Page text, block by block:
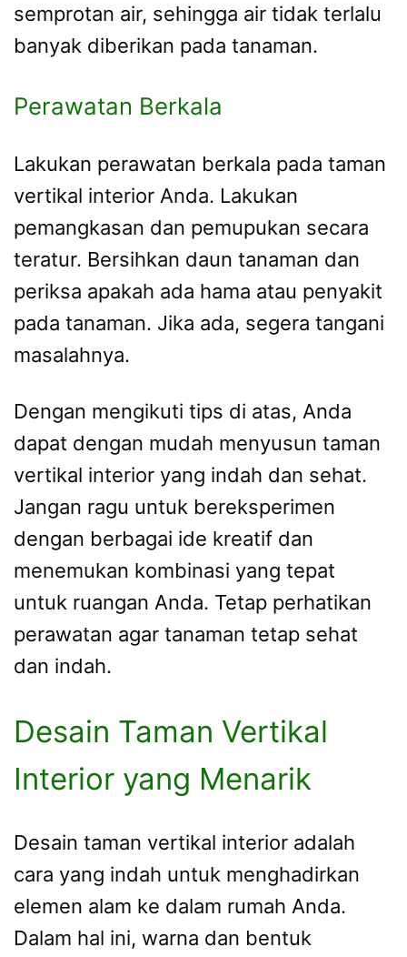
semprotan air, sehingga air tidak terlalu
banyak diberikan pada tanaman.
Perawatan Berkala
Lakukan perawatan berkala pada taman
vertikal interior Anda. Lakukan
pemangkasan dan pemupukan secara
teratur. Bersihkan daun tanaman dan
periksa apakah ada hama atau penyakit
pada tanaman. Jika ada, segera tangani
masalahnya.
Dengan mengikuti tips di atas, Anda
dapat dengan mudah menyusun taman
vertikal interior yang indah dan sehat.
Jangan ragu untuk bereksperimen
dengan berbagai ide kreatif dan
menemukan kombinasi yang tepat
untuk ruangan Anda. Tetap perhatikan
perawatan agar tanaman tetap sehat
dan indah.
Desain Taman Vertikal
Interior yang Menarik
Desain taman vertikal interior adalah
cara yang indah untuk menghadirkan
elemen alam ke dalam rumah Anda.
Dalam hal ini, warna dan bentuk